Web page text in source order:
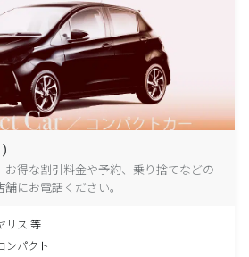
お得な割引料金や予約、乗り捨てなどの
にお電話ください。
リス 等
ンパクト